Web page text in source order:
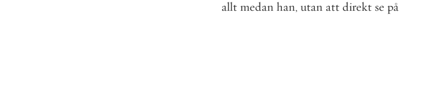
allt medan han, utan att direkt se på